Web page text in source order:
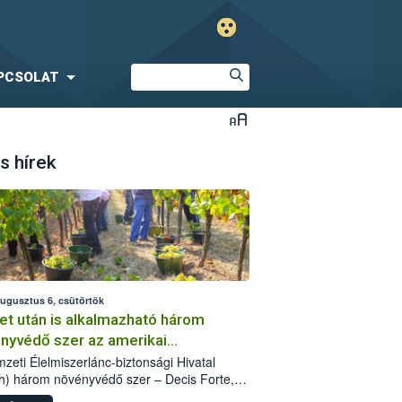
hírek
6, csütörtök
után is alkalmazható három
szer az amerikai
ellen
Élelmiszerlánc-biztonsági Hivatal
három növényvédő szer – Decis Forte,
24 EW, Oroganic – engedélyokiratát